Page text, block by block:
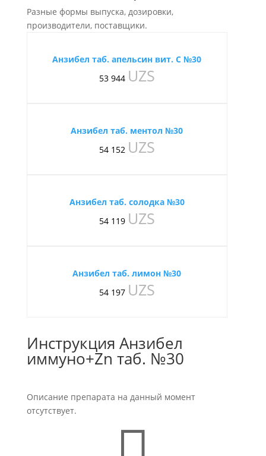
Разные формы выпуска, дозировки,
производители, поставщики.
Анзибел таб. апельсин вит. С №30
53 944 UZS
Анзибел таб. ментол №30
54 152 UZS
Анзибел таб. солодка №30
54 119 UZS
Анзибел таб. лимон №30
54 197 UZS
Инструкция Анзибел
иммуно+Zn таб. №30
Описание препарата на данный момент
отсутствует.